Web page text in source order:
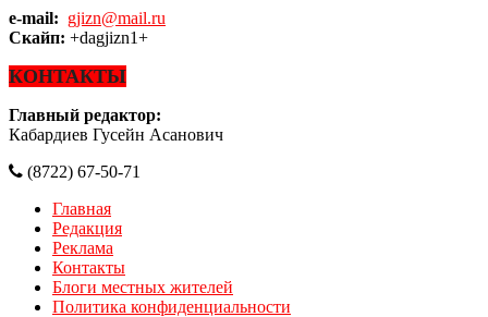
e-mail: gjizn@mail.ru
Скайп: +dagjizn1+
КОНТАКТЫ
Главный редактор:
Кабардиев Гусейн Асанович
(8722) 67-50-71
Главная
Редакция
Реклама
Контакты
Блоги местных жителей
Политика конфиденциальности